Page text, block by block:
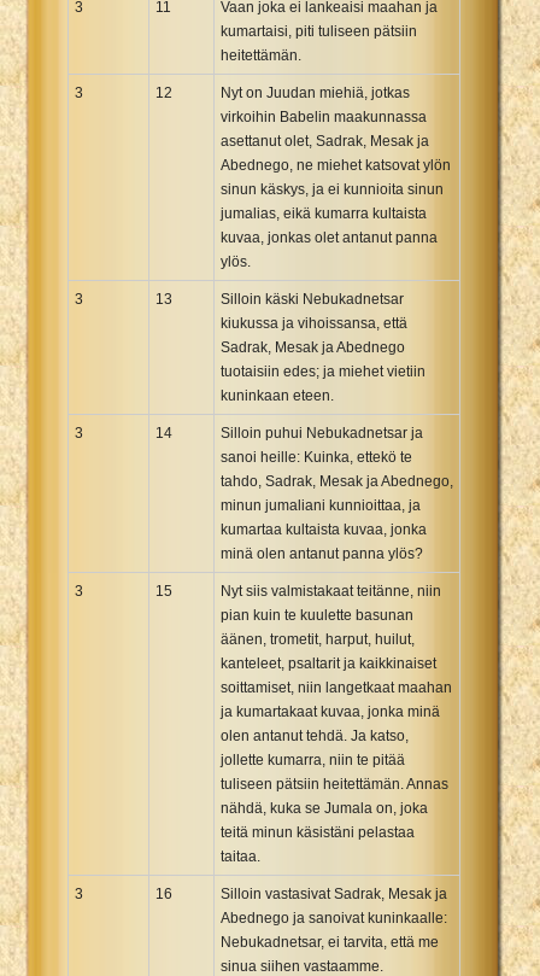
3 11
Vaan joka ei lankeaisi maahan ja
kumartaisi, piti tuliseen pätsiin
heitettämän.
3 12
Nyt on Juudan miehiä, jotkas
virkoihin Babelin maakunnassa
asettanut olet, Sadrak, Mesak ja
Abednego, ne miehet katsovat ylön
sinun käskys, ja ei kunnioita sinun
jumalias, eikä kumarra kultaista
kuvaa, jonkas olet antanut panna
ylös.
3 13
Silloin käski Nebukadnetsar
kiukussa ja vihoissansa, että
Sadrak, Mesak ja Abednego
tuotaisiin edes; ja miehet vietiin
kuninkaan eteen.
3 14
Silloin puhui Nebukadnetsar ja
sanoi heille: Kuinka, ettekö te
tahdo, Sadrak, Mesak ja Abednego,
minun jumaliani kunnioittaa, ja
kumartaa kultaista kuvaa, jonka
minä olen antanut panna ylös?
3 15
Nyt siis valmistakaat teitänne, niin
pian kuin te kuulette basunan
äänen, trometit, harput, huilut,
kanteleet, psaltarit ja kaikkinaiset
soittamiset, niin langetkaat maahan
ja kumartakaat kuvaa, jonka minä
olen antanut tehdä. Ja katso,
jollette kumarra, niin te pitää
tuliseen pätsiin heitettämän. Annas
nähdä, kuka se Jumala on, joka
teitä minun käsistäni pelastaa
taitaa.
3 16
Silloin vastasivat Sadrak, Mesak ja
Abednego ja sanoivat kuninkaalle:
Nebukadnetsar, ei tarvita, että me
sinua siihen vastaamme.